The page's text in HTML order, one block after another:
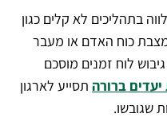
בתהליכים לא קלים כגון
במצבת כוח האדם או מעבר
לוח זמנים מוסכם
ברורה תסייע לארגון
שגובשו.